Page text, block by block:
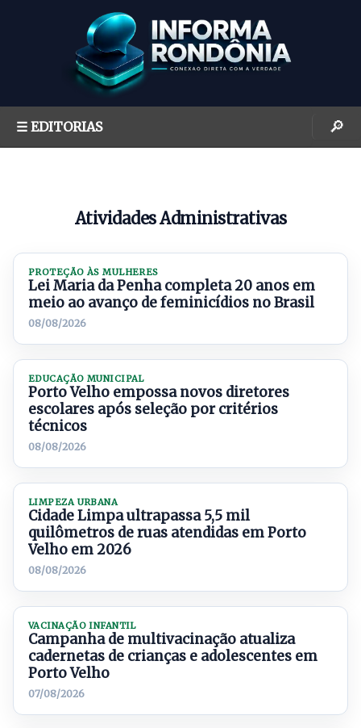
☰ EDITORIAS 🔎
Atividades Administrativas
PROTEÇÃO ÀS MULHERES
Lei Maria da Penha completa 20 anos em
meio ao avanço de feminicídios no Brasil
08/08/2026
EDUCAÇÃO MUNICIPAL
Porto Velho empossa novos diretores
escolares após seleção por critérios
técnicos
08/08/2026
LIMPEZA URBANA
Cidade Limpa ultrapassa 5,5 mil
quilômetros de ruas atendidas em Porto
Velho em 2026
08/08/2026
VACINAÇÃO INFANTIL
Campanha de multivacinação atualiza
cadernetas de crianças e adolescentes em
Porto Velho
07/08/2026